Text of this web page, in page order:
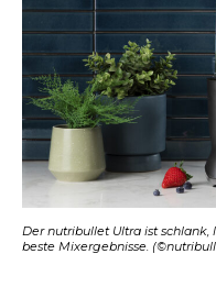
Der nutribullet Ultra ist
beste Mixergebnisse.